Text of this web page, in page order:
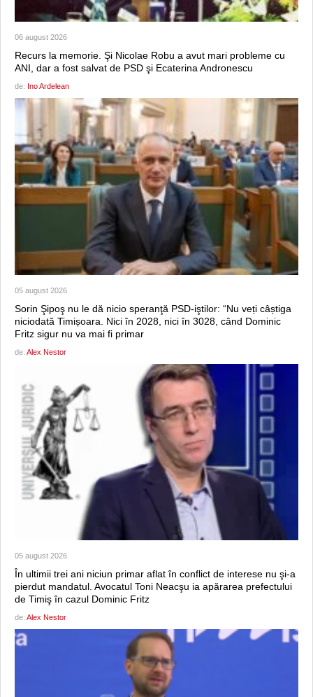
06 august 2026
Recurs la memorie. Şi Nicolae Robu a avut mari probleme cu
ANI, dar a fost salvat de PSD şi Ecaterina Andronescu
de: Ino Ardelean
05 august 2026
Sorin Şipoş nu le dă nicio speranţă PSD-iştilor: “Nu veți câștiga
niciodată Timișoara. Nici în 2028, nici în 3028, când Dominic
Fritz sigur nu va mai fi primar
de: Alex Nestor
05 august 2026
În ultimii trei ani niciun primar aflat în conflict de interese nu şi-a
pierdut mandatul. Avocatul Toni Neacşu ia apărarea prefectului
de Timiş în cazul Dominic Fritz
de: Alex Nestor